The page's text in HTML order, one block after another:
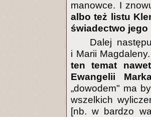
manowce. I
albo też listu
świadectwo jego
Dalej
i Marii
ten temat
Ewangelii
„dowodem" ma
wszelkich
[nb. w bardzo